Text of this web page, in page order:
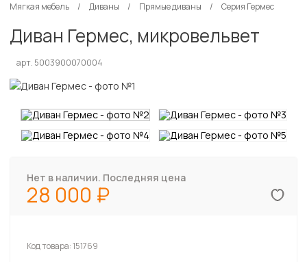
Мягкая мебель
Диваны Прямые диваны Серия Гермес
Диван Гермес, микровельвет
арт. 5003900070004
Нет в наличии. Последняя цена
28 000
Код товара:151769